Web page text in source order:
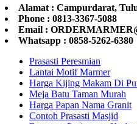
Alamat : Campurdarat,
Phone : 0813-3367-5088
Email :
Whatsapp : 0858-5262-6380
Prasasti Peresmian
Lantai Motif Marmer
Harga Kijing Makam Di
Meja Batu Taman Murah
Harga Papan Nama Granit
Contoh Prasasti Masjid